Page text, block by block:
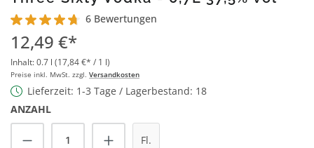
Durchschnittliche Bewertung von 4.8 von 5 Sternen
6 Bewertungen
12,49 €*
Inhalt:0.7 l (17,84 €* / 1 l)
Preise inkl. MwSt. zzgl. Versandkosten
Lieferzeit: 1-3 Tage / Lagerbestand: 18
ANZAHL
Produkt Anzahl: Gib den gewünschten
Fl.